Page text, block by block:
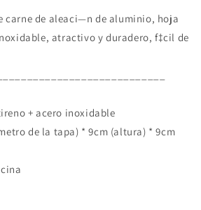
carne de aleaci—n de aluminio, hoja
atractivo y duradero, f‡cil de
+ acero inoxidable
de la tapa) * 9cm (altura) * 9cm